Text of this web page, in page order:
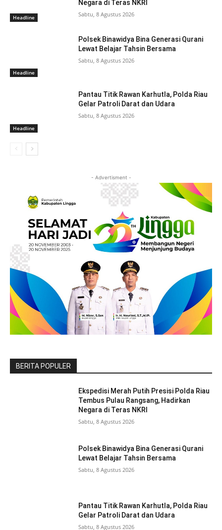
Headline
Negara di Teras NKRI
Sabtu, 8 Agustus 2026
Headline
Polsek Binawidya Bina Generasi Qurani
Lewat Belajar Tahsin Bersama
Sabtu, 8 Agustus 2026
Headline
Pantau Titik Rawan Karhutla, Polda Riau
Gelar Patroli Darat dan Udara
Sabtu, 8 Agustus 2026
- Advertisment -
BERITA POPULER
Ekspedisi Merah Putih Presisi Polda Riau
Tembus Pulau Rangsang, Hadirkan
Negara di Teras NKRI
Sabtu, 8 Agustus 2026
Polsek Binawidya Bina Generasi Qurani
Lewat Belajar Tahsin Bersama
Sabtu, 8 Agustus 2026
Pantau Titik Rawan Karhutla, Polda Riau
Gelar Patroli Darat dan Udara
Sabtu, 8 Agustus 2026